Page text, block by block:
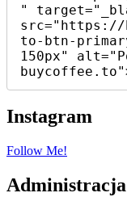
"
src="https://
to-btn-
150px"
Instagram
Follow Me!
Administracja